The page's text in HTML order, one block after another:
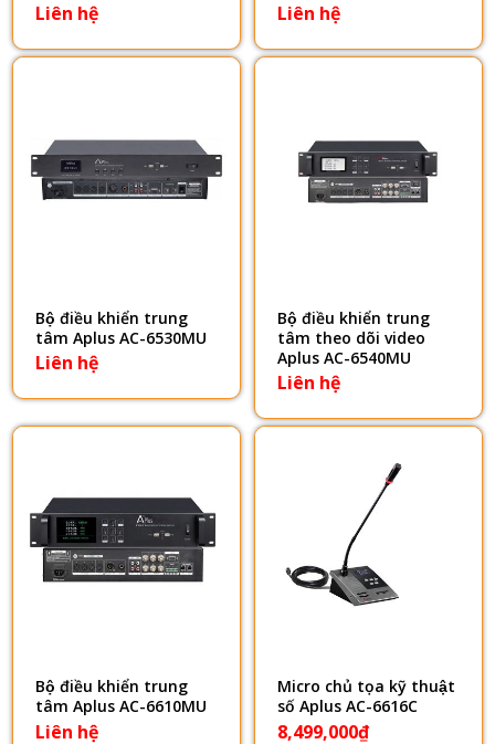
Liên hệ Liên hệ
Bộ điều khiển trung
tâm Aplus AC-6530MU
Liên hệ
Bộ điều khiển trung
tâm theo dõi video
Aplus AC-6540MU
Liên hệ
Bộ điều khiển trung
tâm Aplus AC-6610MU
Liên hệ
Micro chủ tọa kỹ thuật
số Aplus AC-6616C
8,499,000₫